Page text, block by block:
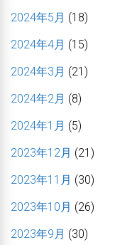
2024年5月 (18)
2024年4月 (15)
2024年3月 (21)
2024年2月 (8)
2024年1月 (5)
2023年12月 (21)
2023年11月 (30)
2023年10月 (26)
2023年9月 (30)